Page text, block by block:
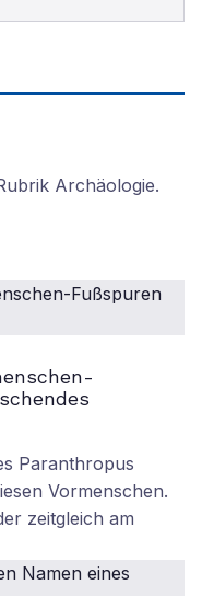
Archäologie.
Paranthropus
Vormenschen.
zeitgleich am